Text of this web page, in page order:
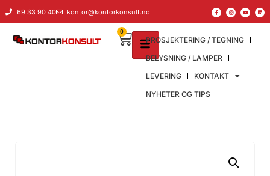
69 33 90 40 kontor@kontorkonsult.no
PROSJEKTERING / TEGNING
BELYSNING / LAMPER
LEVERING
KONTAKT
NYHETER OG TIPS
0